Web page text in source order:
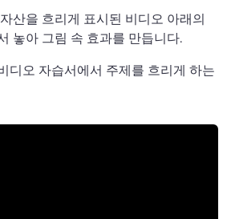
산을 흐리게 표시된 비디오 아래의
놓아 그림 속 효과를 만듭니다.
디오 자습서에서 주제를 흐리게 하는